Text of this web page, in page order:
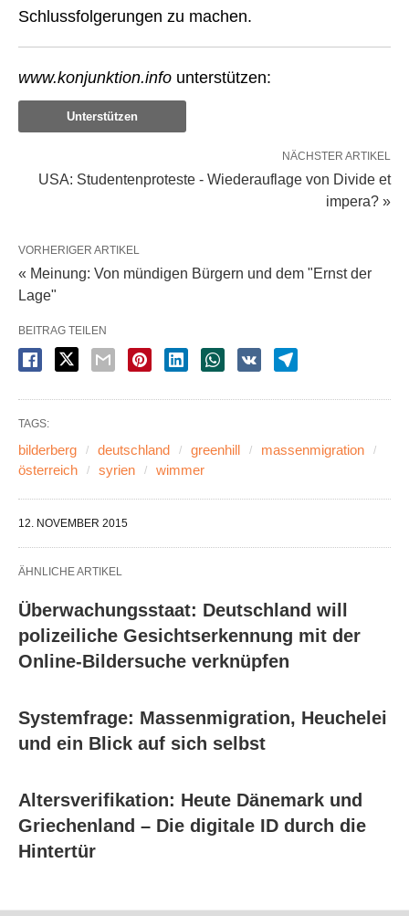
Schlussfolgerungen zu machen.
www.konjunktion.info unterstützen:
Unterstützen
NÄCHSTER ARTIKEL
USA: Studentenproteste - Wiederauflage von Divide et
impera? »
VORHERIGER ARTIKEL
« Meinung: Von mündigen Bürgern und dem "Ernst der
Lage"
BEITRAG TEILEN
TAGS:
bilderberg deutschland greenhill
massenmigration
österreich
syrien wimmer
12. NOVEMBER 2015
ÄHNLICHE ARTIKEL
Überwachungsstaat: Deutschland will
polizeiliche Gesichtserkennung mit der
Online-Bildersuche verknüpfen
Systemfrage: Massenmigration, Heuchelei
und ein Blick auf sich selbst
Altersverifikation: Heute Dänemark und
Griechenland – Die digitale ID durch die
Hintertür